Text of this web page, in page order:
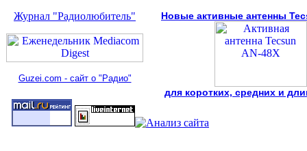
Журнал "Радиолюбитель"
Guzei.com - сайт о "Радио"
Новые активные антенны
для коротких, средних и